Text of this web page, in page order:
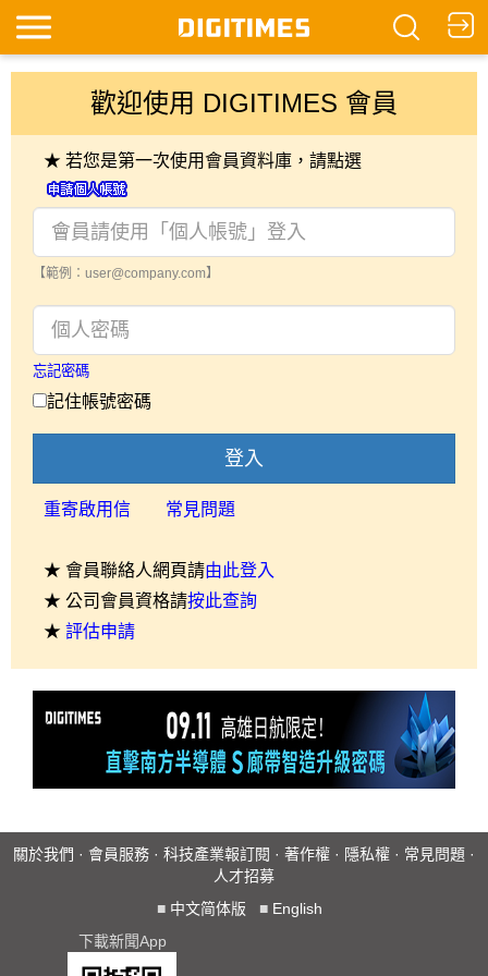
歡迎使用 DIGITIMES 會員
★ 若您是第一次使用會員資料庫，請點選
【範例：user@company.com】
忘記密碼
記住帳號密碼
登入
重寄啟用信 常見問題
★ 會員聯絡人網頁請由此登入
★ 公司會員資格請按此查詢
★ 評估申請
關於我們 · 會員服務 · 科技產業報訂閱 · 著作權 · 隱私權 · 常見問題 ·
人才招募
■ 中文简体版 ■ English
下載新聞App